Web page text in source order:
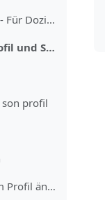
Neues in Moodle 5.1 - Für Dozierende
Profil et langue - Profil und Sprache
son profil
Die Sprache in seinem Profil ändern